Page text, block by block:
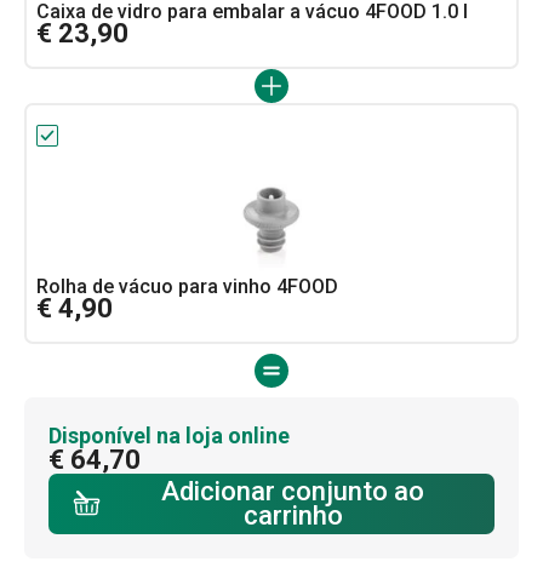
Caixa de vidro para embalar a vácuo 4FOOD 1.0 l
€ 23,90
Rolha de vácuo para vinho 4FOOD
€ 4,90
Disponível na loja online
€ 64,70
Adicionar conjunto ao
carrinho